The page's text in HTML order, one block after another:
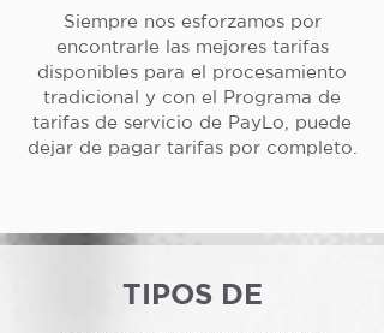
Siempre nos esforzamos por
encontrarle las mejores tarifas
disponibles para el procesamiento
tradicional y con el Programa de
tarifas de servicio de PayLo, puede
dejar de pagar tarifas por completo.
TIPOS DE